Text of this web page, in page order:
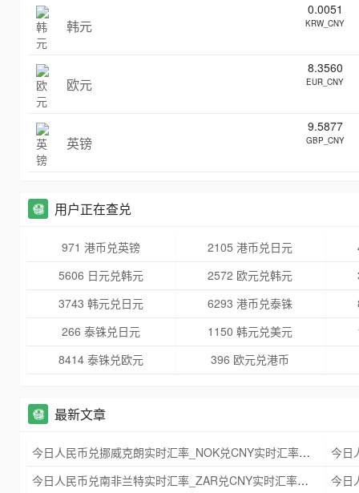
韩元
0.0051
KRW_CNY
欧元
8.3560
EUR_CNY
英镑
9.5877
GBP_CNY
用户正在查兑
971 港币兑英镑 2105 港币兑日元
5606 日元兑韩元
2572 欧元兑韩元
3743 韩元兑日元
6293 港币兑泰铢
266 泰铢兑日元
1150 韩元兑美元
8414 泰铢兑欧元
396 欧元兑港币
最新文章
今日人民币兑挪威克朗实时汇率_NOK兑CNY实时汇率查询 2025年09月21日
今日人民币兑南非兰特实时汇率_ZAR兑CNY实时汇率查询 2025年09月21日